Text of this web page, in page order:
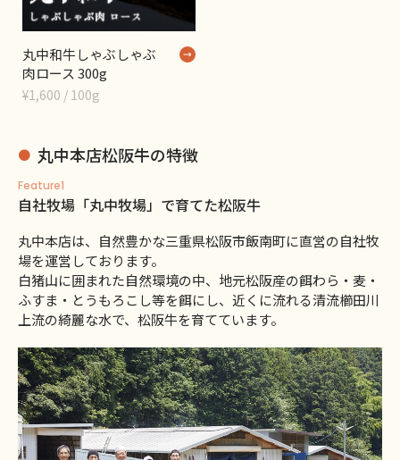
丸中和牛しゃぶしゃぶ
肉ロース 300g
¥1,600 / 100g
丸中本店松阪牛の特徴
Feature1
自社牧場「丸中牧場」で育てた松阪牛
丸中本店は、自然豊かな三重県松阪市飯南町に直営の自社牧
場を運営しております。
白猪山に囲まれた自然環境の中、地元松阪産の餌わら・麦・
ふすま・とうもろこし等を餌にし、近くに流れる清流櫛田川
上流の綺麗な水で、松阪牛を育てています。